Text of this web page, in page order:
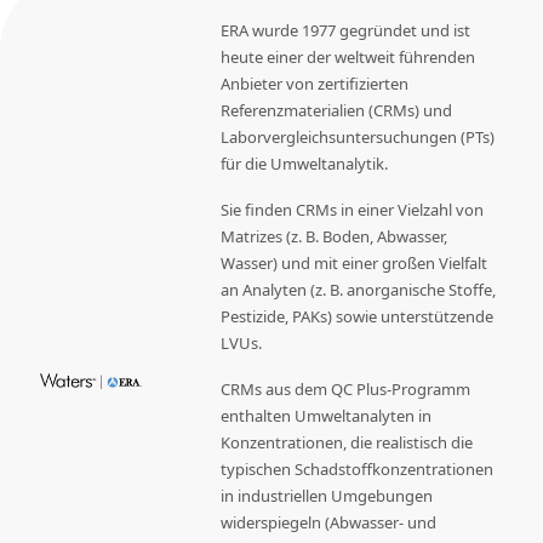
ERA wurde 1977 gegründet und ist
heute einer der weltweit führenden
Anbieter von zertifizierten
Referenzmaterialien (CRMs) und
Laborvergleichsuntersuchungen (PTs)
für die Umweltanalytik.
Sie finden CRMs in einer Vielzahl von
Matrizes (z. B. Boden, Abwasser,
Wasser) und mit einer großen Vielfalt
an Analyten (z. B. anorganische Stoffe,
Pestizide, PAKs) sowie unterstützende
LVUs.
CRMs aus dem QC Plus-Programm
enthalten Umweltanalyten in
Konzentrationen, die realistisch die
typischen Schadstoffkonzentrationen
in industriellen Umgebungen
widerspiegeln (Abwasser- und